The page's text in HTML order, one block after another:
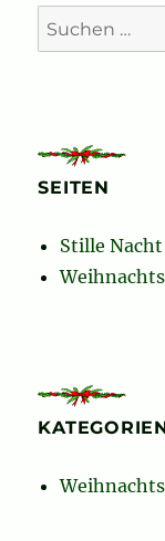
Suchen
nach:
SEITEN
Stille Nacht